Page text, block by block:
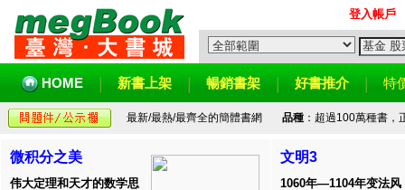
登入帳戶
HOME 新書上架 暢銷書架 好書推介 特
最新/最熱/最齊全的簡體書網 品種：超過100萬種書，
微积分之美
伟大定理和天才的数学思
文明3
1060年—1104年变法风